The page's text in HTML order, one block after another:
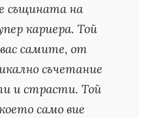
същината на
кариера. Той
самите, от
съчетание
и страсти. Той
само вие